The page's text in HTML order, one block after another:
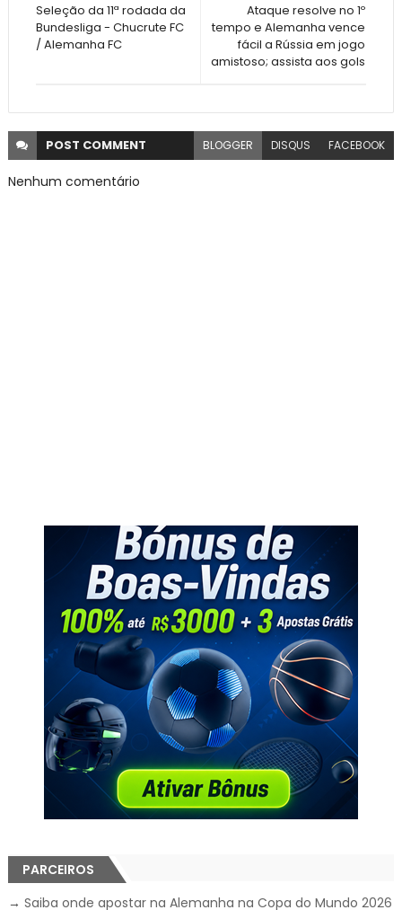
Ataque resolve no 1º
tempo e Alemanha vence
fácil a Rússia em jogo
amistoso; assista aos gols
Seleção da 11ª rodada da
Bundesliga - Chucrute FC
/ Alemanha FC
POST COMMENT BLOGGER DISQUS FACEBOOK
Nenhum comentário
PARCEIROS
→ Saiba onde apostar na Alemanha na Copa do Mundo 2026